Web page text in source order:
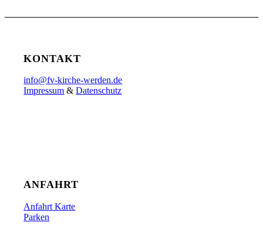
KONTAKT
info@fv-kirche-werden.de
Impressum &Datenschutz
ANFAHRT
Anfahrt Karte
Parken